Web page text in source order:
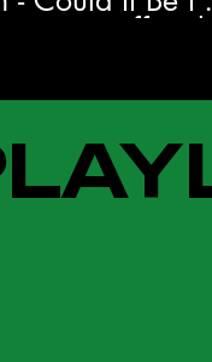
In Love (Official